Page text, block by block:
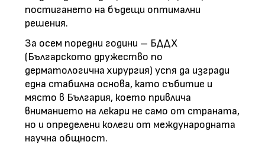
постигането на бъдещи оптимални
решения.
За осем поредни години – БДДХ
(Българското дружество по
дерматологична хирургия) успя да изгради
една стабилна основа, като събитие и
място в България, което привлича
вниманието на лекари не само от страната,
но и определени колеги от международната
научна общност.